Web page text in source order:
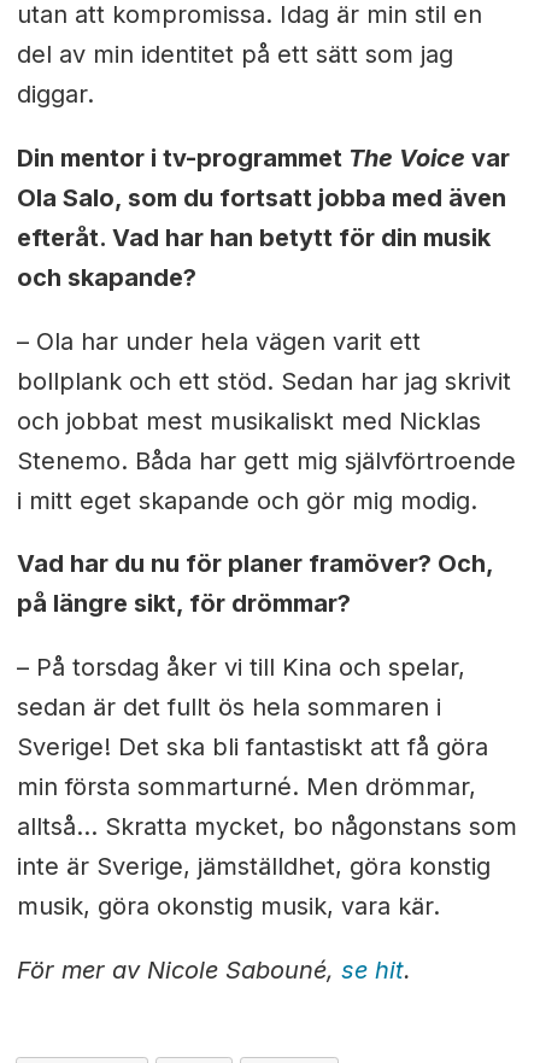
utan att kompromissa. Idag är min stil en
del av min identitet på ett sätt som jag
diggar.
Din mentor i tv-programmet The Voice var
Ola Salo, som du fortsatt jobba med även
efteråt. Vad har han betytt för din musik
och skapande?
– Ola har under hela vägen varit ett
bollplank och ett stöd. Sedan har jag skrivit
och jobbat mest musikaliskt med Nicklas
Stenemo. Båda har gett mig självförtroende
i mitt eget skapande och gör mig modig.
Vad har du nu för planer framöver? Och,
på längre sikt, för drömmar?
– På torsdag åker vi till Kina och spelar,
sedan är det fullt ös hela sommaren i
Sverige! Det ska bli fantastiskt att få göra
min första sommarturné. Men drömmar,
alltså... Skratta mycket, bo någonstans som
inte är Sverige, jämställdhet, göra konstig
musik, göra okonstig musik, vara kär.
För mer av Nicole Sabouné, se hit.